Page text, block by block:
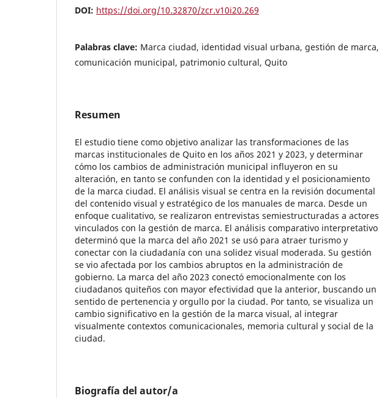
DOI: https://doi.org/10.32870/zcr.v10i20.269
Palabras clave: Marca ciudad, identidad visual urbana, gestión de marca,
comunicación municipal, patrimonio cultural, Quito
Resumen
El estudio tiene como objetivo analizar las transformaciones de las
marcas institucionales de Quito en los años 2021 y 2023, y determinar
cómo los cambios de administración municipal influyeron en su
alteración, en tanto se confunden con la identidad y el posicionamiento
de la marca ciudad. El análisis visual se centra en la revisión documental
del contenido visual y estratégico de los manuales de marca. Desde un
enfoque cualitativo, se realizaron entrevistas semiestructuradas a actores
vinculados con la gestión de marca. El análisis comparativo interpretativo
determinó que la marca del año 2021 se usó para atraer turismo y
conectar con la ciudadanía con una solidez visual moderada. Su gestión
se vio afectada por los cambios abruptos en la administración de
gobierno. La marca del año 2023 conectó emocionalmente con los
ciudadanos quiteños con mayor efectividad que la anterior, buscando un
sentido de pertenencia y orgullo por la ciudad. Por tanto, se visualiza un
cambio significativo en la gestión de la marca visual, al integrar
visualmente contextos comunicacionales, memoria cultural y social de la
ciudad.
Biografía del autor/a